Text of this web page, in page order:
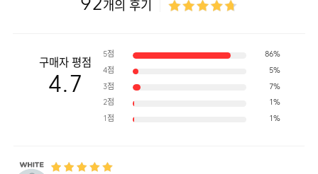
92개의 후기
구매자 평점
4.7
5점 86%
4점 5%
3점 7%
2점 1%
1점 1%